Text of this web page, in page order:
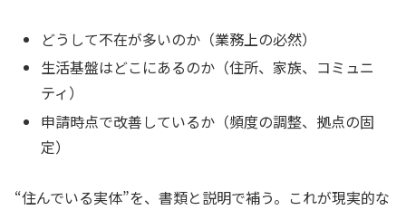
どうして不在が多いのか（業務上の必然）
生活基盤はどこにあるのか（住所、家族、コミュニ
ティ）
申請時点で改善しているか（頻度の調整、拠点の固
定）
“住んでいる実体”を、書類と説明で補う。これが現実的な